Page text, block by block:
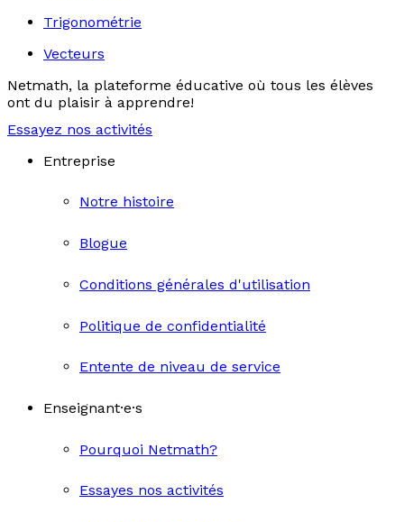
Trigonométrie
Vecteurs
Netmath, la plateforme éducative où tous les élèves
ont du plaisir à apprendre!
Essayez nos activités
Entreprise
Notre histoire
Blogue
Conditions générales d'utilisation
Politique de confidentialité
Entente de niveau de service
Enseignant·e·s
Pourquoi Netmath?
Essayes nos activités